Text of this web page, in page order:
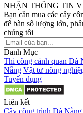
NHẬN THÔNG TIN
Bạn cần mua các cây
để bàn số lượng lớn,
chúng tôi
Danh Mục
Thi công cảnh quan Đà
Nẵng Vật tư nông
Tuyển dụng
Liên kết
Cây công trình Đà Nẵng